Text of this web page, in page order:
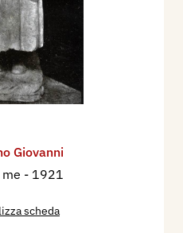
46, 85;
catalogo
p. 82/83.
d'Arte
mostra, p. 25.
Biennale Veneziana,
Giovanni De
Giovanni
- 1921
scheda